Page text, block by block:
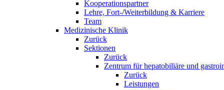
Kooperationspartner
Lehre, Fort-/Weiterbildung & Karriere
Team
Medizinische Klinik
Zurück
Sektionen
Zurück
Zentrum für hepatobiliäre und
Zurück
Leistungen